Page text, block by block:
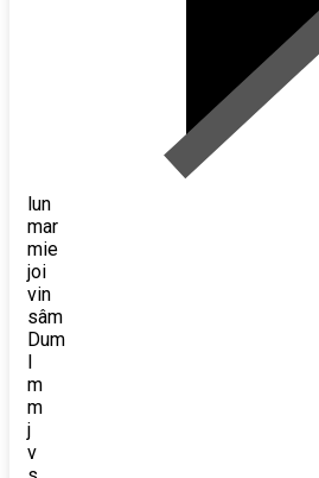
lun
mar
mie
joi
vin
sâm
Dum
m
m
j
v